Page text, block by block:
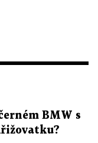
BMW s